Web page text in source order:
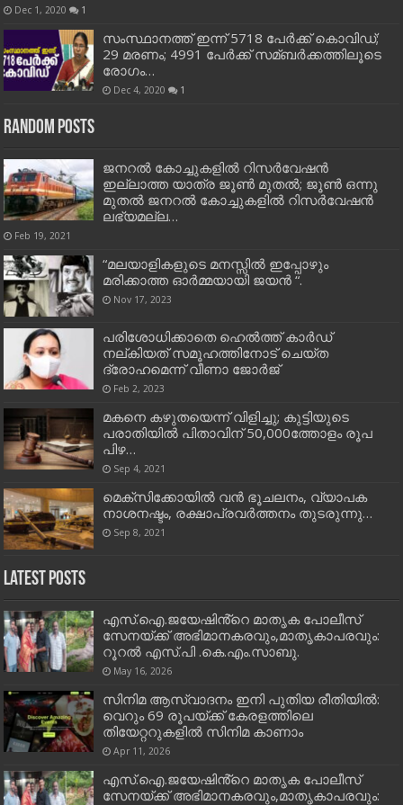
Dec 1, 2020 1
സംസ്ഥാനത്ത് ഇന്ന് 5718 പേര്‍ക്ക് കൊവിഡ്;
29 മരണം; 4991 പേര്‍ക്ക് സമ്ബര്‍ക്കത്തിലൂടെ
രോഗം…
Dec 4, 2020 1
Random Posts
ജനറല്‍ കോച്ചുകളില്‍ റിസര്‍വേഷന്‍
ഇല്ലാത്ത യാത്ര ജൂണ്‍ മുതല്‍; ജൂണ്‍ ഒന്നു
മുതല്‍ ജനറല്‍ കോച്ചുകളില്‍ റിസര്‍വേഷന്‍
ലഭ്യമല്ല…
Feb 19, 2021
“മലയാളികളുടെ മനസ്സിൽ ഇപ്പോഴും
മരിക്കാത്ത ഓർമ്മയായി ജയൻ “.
Nov 17, 2023
പരിശോധിക്കാതെ ഹെൽത്ത് കാർഡ്
നല്കിയത് സമൂഹത്തിനോട് ചെയ്ത
ദ്രോഹമെന്ന് വീണാ ജോർജ്
Feb 2, 2023
മകനെ കഴുതയെന്ന് വിളിച്ചു; കുട്ടിയുടെ
പരാതിയില്‍ പിതാവിന് 50,000ത്തോളം രൂപ
പിഴ…
Sep 4, 2021
മെക്സിക്കോയില്‍ വന്‍ ഭൂചലനം, വ്യാപക
നാശനഷ്ടം, രക്ഷാപ്രവര്‍ത്തനം തുടരുന്നു…
Sep 8, 2021
Latest Posts
എസ്.ഐ.ജയേഷിൻ്റെ മാതൃക പോലീസ്
സേനയ്ക്ക് അഭിമാനകരവും,മാതൃകാപരവും:
റൂറൽ എസ്.പി .കെ.എം.സാബു.
May 16, 2026
സിനിമ ആസ്വാദനം ഇനി പുതിയ രീതിയിൽ:
വെറും 69 രൂപയ്ക്ക് കേരളത്തിലെ
തിയേറ്ററുകളിൽ സിനിമ കാണാം
Apr 11, 2026
എസ്.ഐ.ജയേഷിൻ്റെ മാതൃക പോലീസ്
സേനയ്ക്ക് അഭിമാനകരവും,മാതൃകാപരവും: